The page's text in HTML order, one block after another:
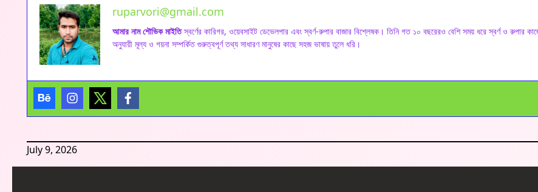
ruparvori@gmail.com
আমার নাম শৌভিক মাইতিস্বর্ণের কারিগর, ওয়েবসাইট ডেভেলপার এবং স্বর্ণ-রুপার বাজার বিশ্লেষক। তিনি গত ১০ বছরেরও বেশি সময় ধরে স্বর্ণ ও রুপার
অনুযায়ী মূল্য ও গয়না সম্পর্কিত গুরুত্বপূর্ণ তথ্য সাধারণ মানুষের কাছে সহজ ভাষায় তুলে ধরি।
July 9, 2026